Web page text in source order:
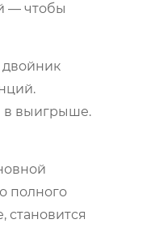
— чтобы
двойник
в выигрыше.
полного
становится